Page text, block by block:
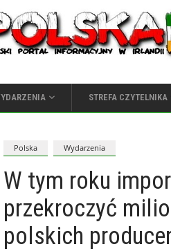
STREFA CZYTELNIKA
Polska Wydarzenia
W tym roku
przekroczyć
polskich